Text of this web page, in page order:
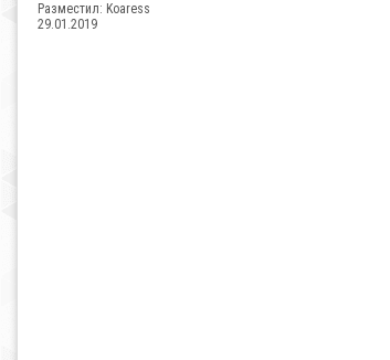
Разместил: Koaress
29.01.2019